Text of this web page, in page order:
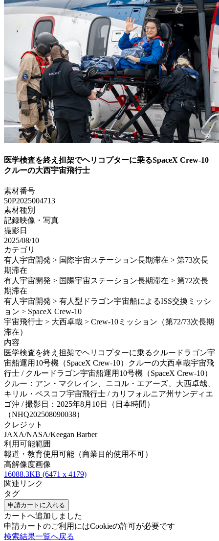
医学検査を終え担架でヘリコプターに乗るSpaceX Crew-10
クルーの大西宇宙飛行士
素材番号
50P2025004713
素材種別
記録映像・写真
撮影日
2025/08/10
カテゴリ
有人宇宙開発 > 国際宇宙ステーション長期滞在 > 第73次長
期滞在
有人宇宙開発 > 国際宇宙ステーション長期滞在 > 第72次長
期滞在
有人宇宙開発 > 有人型ドラゴン宇宙船によるISS交換ミッシ
ョン > SpaceX Crew-10
宇宙飛行士 > 大西卓哉 > Crew-10ミッション（第72/73次長期
滞在）
内容
医学検査を終え担架でヘリコプターに乗るクルードラゴン宇
宙船運用10号機（SpaceX Crew-10）クルーの大西卓哉宇宙飛
行士 / クルードラゴン宇宙船運用10号機（SpaceX Crew-10）
クルー：アン・マクレイン、ニコル・エアーズ、大西卓哉、
キリル・ペスコフ宇宙飛行士 / カリフォルニア州サンディエ
ゴ沖 / 撮影日：2025年8月10日（日本時間）
（NHQ202508090038）
クレジット
JAXA/NASA/Keegan Barber
利用可能範囲
報道・教育使用可能（商業目的使用不可）
高解像度画像
16088.3KB (6471 x 4179)
関連リンク
タグ
申請カートに入れる
カートへ追加しました
申請カートのご利用にはCookieの許可が必要です
検索結果一覧へ戻る